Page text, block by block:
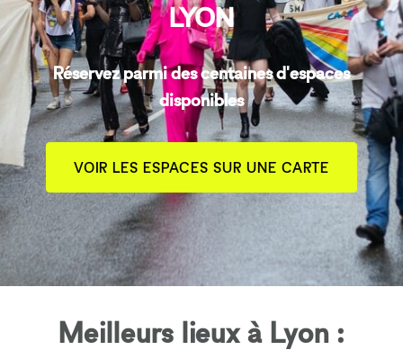
LYON
Réservez parmi des centaines d'espaces
disponibles
VOIR LES ESPACES SUR UNE CARTE
Meilleurs lieux à Lyon :